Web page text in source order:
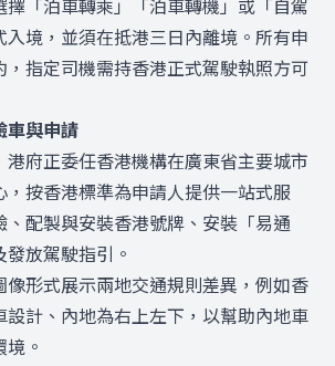
擇「泊車轉乘」「泊車轉機」或「自駕
入境，並須在抵港三日內離境。所有申
，指定司機需持香港正式駕駛執照方可
車與申請
港府正委任香港機構在廣東省主要城市
，按香港標準為申請人提供一站式服
、配製與安裝香港號牌、安裝「易通
放駕駛指引。
像形式展示兩地交通規則差異，例如香
設計、內地為右上左下，以幫助內地車
。